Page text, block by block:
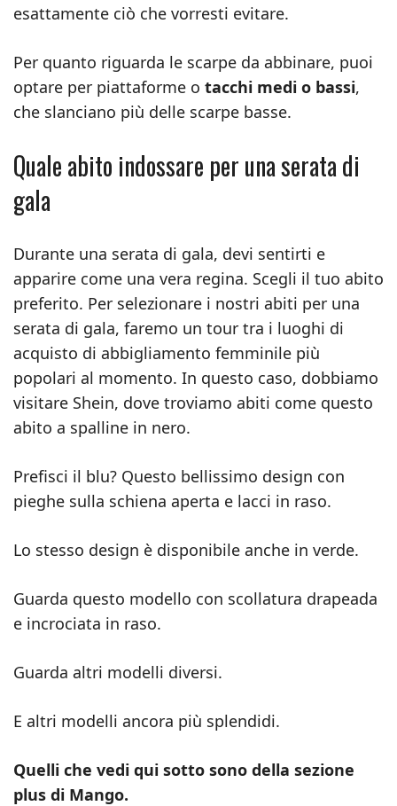
esattamente ciò che vorresti evitare.
Per quanto riguarda le scarpe da abbinare, puoi
optare per piattaforme o tacchi medi o bassi,
che slanciano più delle scarpe basse.
Quale abito indossare per una serata di
gala
Durante una serata di gala, devi sentirti e
apparire come una vera regina. Scegli il tuo abito
preferito. Per selezionare i nostri abiti per una
serata di gala, faremo un tour tra i luoghi di
acquisto di abbigliamento femminile più
popolari al momento. In questo caso, dobbiamo
visitare Shein, dove troviamo abiti come questo
abito a spalline in nero.
Prefisci il blu? Questo bellissimo design con
pieghe sulla schiena aperta e lacci in raso.
Lo stesso design è disponibile anche in verde.
Guarda questo modello con scollatura drapeada
e incrociata in raso.
Guarda altri modelli diversi.
E altri modelli ancora più splendidi.
Quelli che vedi qui sotto sono della sezione
plus di Mango.